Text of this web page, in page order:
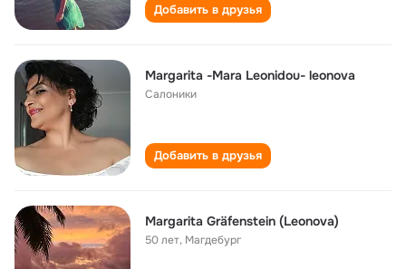
Добавить в друзья
Margarita -Mara Leonidou- leonova
Салоники
Добавить в друзья
Margarita Gräfenstein (Leonova)
50 лет, Магдебург